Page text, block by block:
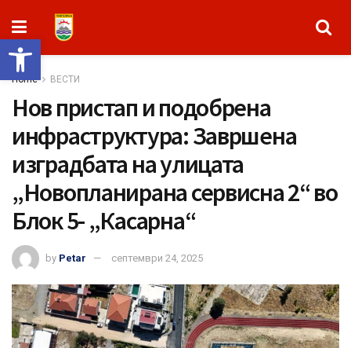
Open toolbar
Home ВЕСТИ
Нов пристап и подобрена
инфраструктура: Завршена
изградбата на улицата
„Новопланирана сервисна 2“ во
Блок 5- „Касарна“
by Petar септември 24, 2025